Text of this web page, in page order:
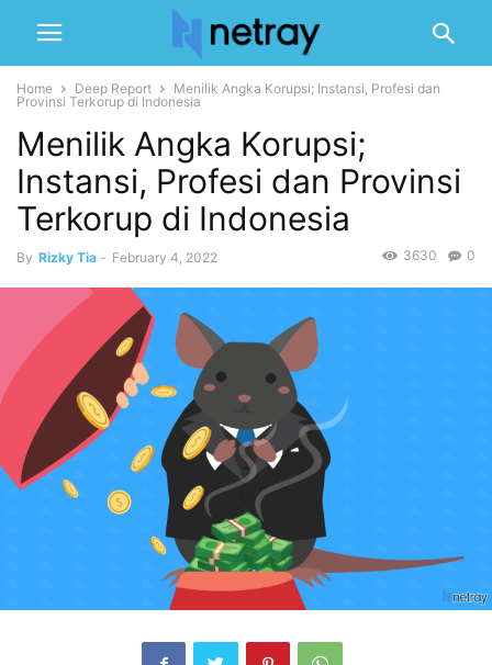
Home Deep Report
Menilik Angka Korupsi; Instansi, Profesi dan
Provinsi Terkorup di Indonesia
Menilik Angka Korupsi;
Instansi, Profesi dan Provinsi
Terkorup di Indonesia
By Rizky Tia - February 4, 2022 0
3630